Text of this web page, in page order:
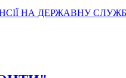
НА ДЕРЖАВНУ СЛУЖБУ